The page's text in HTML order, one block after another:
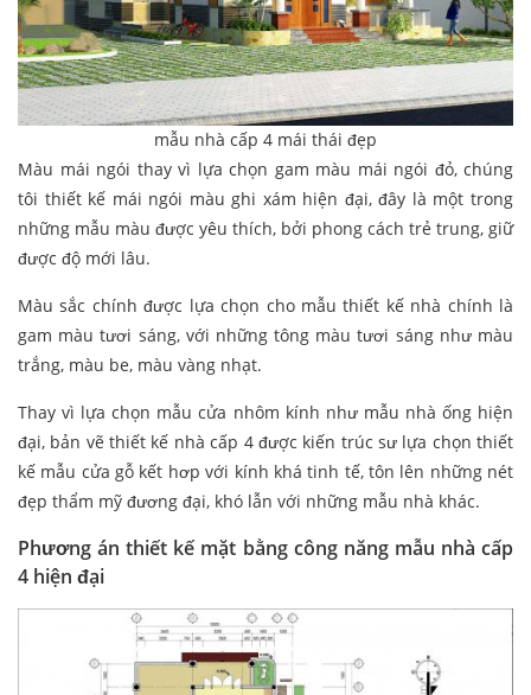
mẫu nhà cấp 4 mái thái đẹp
Màu mái ngói thay vì lựa chọn gam màu mái ngói đỏ, chúng
tôi thiết kế mái ngói màu ghi xám hiện đại, đây là một trong
những mẫu màu được yêu thích, bởi phong cách trẻ trung, giữ
được độ mới lâu.
Màu sắc chính được lựa chọn cho mẫu thiết kế nhà chính là
gam màu tươi sáng, với những tông màu tươi sáng như màu
trắng, màu be, màu vàng nhạt.
Thay vì lựa chọn mẫu cửa nhôm kính như mẫu nhà ống hiện
đại, bản vẽ thiết kế nhà cấp 4 được kiến trúc sư lựa chọn thiết
kế mẫu cửa gỗ kết hơp với kính khá tinh tế, tôn lên những nét
đẹp thẩm mỹ đương đại, khó lẫn với những mẫu nhà khác.
Phương án thiết kế mặt bằng công năng mẫu nhà cấp
4 hiện đại